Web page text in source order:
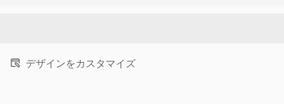
デザインをカスタマイズ